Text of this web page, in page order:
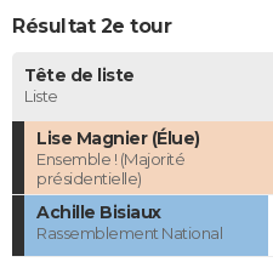
Résultat 2e tour
Tête de liste
Liste
Lise Magnier (Élue)
Ensemble ! (Majorité
présidentielle)
Achille Bisiaux
Rassemblement National